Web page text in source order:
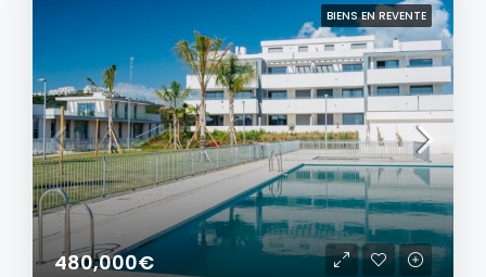
BIENS EN REVENTE
480,000€